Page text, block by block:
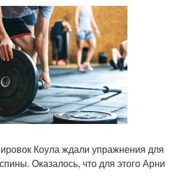
Коула ждали упражнения для
Оказалось, что для этого Арни